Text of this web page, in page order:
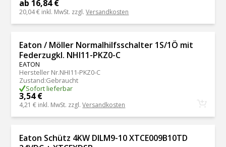
ab 16,84 €
20,04 € inkl. MwSt. zzgl.Versandkosten
Eaton / Möller Normalhilfsschalter 1S/1Ö mit
Federzugkl. NHI11-PKZ0-C
EATON
Hersteller Nr.NHI11-PKZ0-C
Zustand:Gebraucht
Sofort lieferbar
3,54 €
4,21 € inkl. MwSt. zzgl.Versandkosten
Eaton Schütz 4KW DILM9-10 XTCE009B10TD